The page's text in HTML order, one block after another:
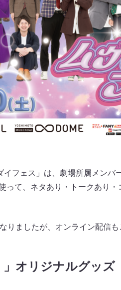
フェス」は、劇場所属メン
て、ネタあり・トークあり
りましたが、オンライン配信
」オリジナルグッ